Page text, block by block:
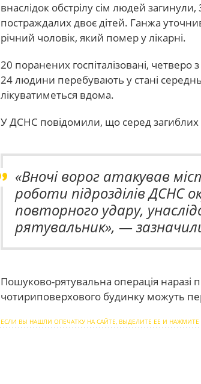
внаслідок обстрілу сім людей
постраждалих двоє дітей. Ганжа
річний чоловік, який помер у лікарні.
20 поранених госпіталізовані,
24 людини перебувають у стані
лікуватиметься вдома.
У ДСНС повідомили, що серед
«Вночі ворог атакував
роботи підрозділів ДСНС
повторного удару,
рятувальник», —
Пошуково-рятувальна операція наразі
чотириповерхового будинку можуть
ЕСЛИ ВЫ НАШЛИ ОПЕЧАТКУ НА САЙТЕ, ВЫДЕЛИТЕ ЕЕ И НАЖМИТЕ